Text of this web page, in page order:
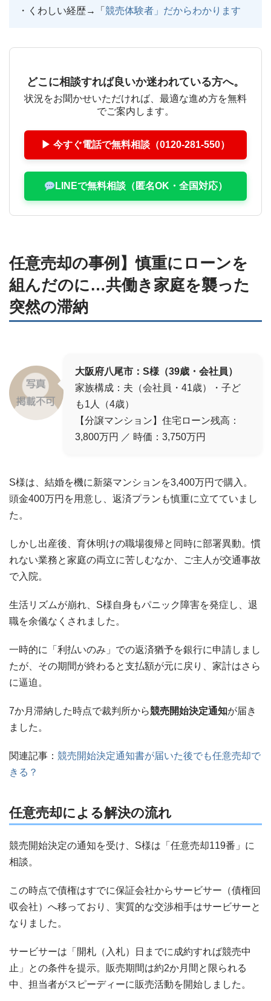
・くわしい経歴→「 競売体験者」だからわかります
どこに相談すれば良いか迷われている方へ。
状況をお聞かせいただければ、最適な進め方を無料
でご案内します。
▶ 今すぐ電話で無料相談（0120-281-550）
LINEで無料相談（匿名OK・全国対応）
任意売却の事例】慎重にローンを
組んだのに…共働き家庭を襲った
突然の滞納
大阪府八尾市：S様（39歳・会社員）
家族構成：夫（会社員・41歳）・子ど
も1人（4歳）
【分譲マンション】住宅ローン残高：
3,800万円 ／ 時価：3,750万円
S様は、結婚を機に新築マンションを3,400万円で購入。
頭金400万円を用意し、返済プランも慎重に立てていまし
た。
しかし出産後、育休明けの職場復帰と同時に部署異動。慣
れない業務と家庭の両立に苦しむなか、ご主人が交通事故
で入院。
生活リズムが崩れ、S様自身もパニック障害を発症し、退
職を余儀なくされました。
一時的に「利払いのみ」での返済猶予を銀行に申請しまし
たが、その期間が終わると支払額が元に戻り、家計はさら
に逼迫。
7か月滞納した時点で裁判所から競売開始決定通知が届き
ました。
関連記事： 競売開始決定通知書が届いた後でも任意売却で
きる？
任意売却による解決の流れ
競売開始決定の通知を受け、S様は「任意売却119番」に
相談。
この時点で債権はすでに保証会社からサービサー（債権回
収会社）へ移っており、実質的な交渉相手はサービサーと
なりました。
サービサーは「開札（入札）日までに成約すれば競売中
止」との条件を提示。販売期間は約2か月間と限られる
中、担当者がスピーディーに販売活動を開始しました。